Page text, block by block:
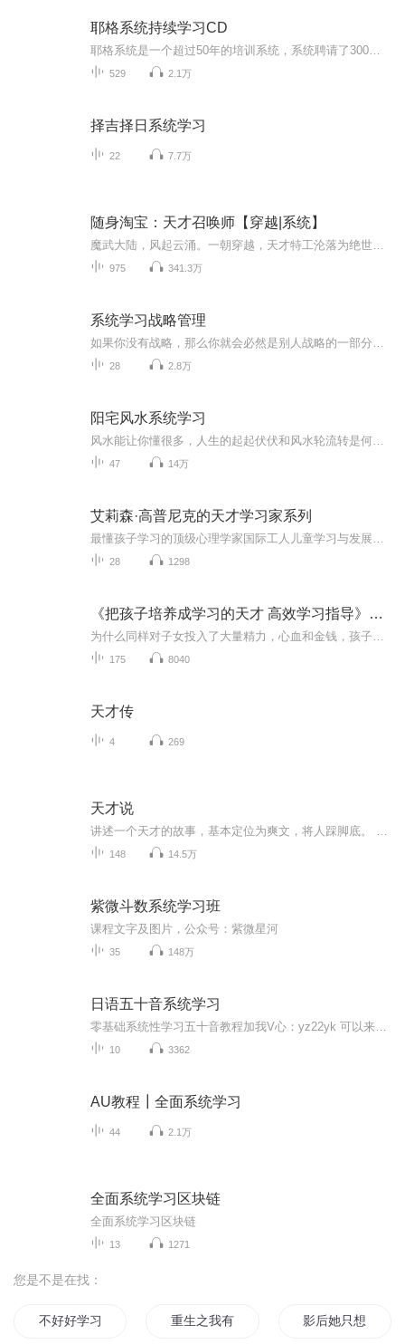
耶格系统持续学习CD
529 2.1万
择吉择日系统学习
22 7.7万
随身淘宝：天才召唤师【穿越|系统】
975 341.3万
系统学习战略管理
28 2.8万
阳宅风水系统学习
47 14万
艾莉森·高普尼克的天才学习家系列
28 1298
《把孩子培养成学习的天才 高效学习指导》柯云路著
175 8040
天才传
4 269
天才说
148 14.5万
紫微斗数系统学习班
课程文字及图片，公众号：紫微星河
35 148万
日语五十音系统学习
10 3362
AU教程┃全面系统学习
44 2.1万
全面系统学习区块链
全面系统学习区块链
13 1271
您是不是在找：
不好好学习却来修真的我重生之我有学习系统 影后她只想学习